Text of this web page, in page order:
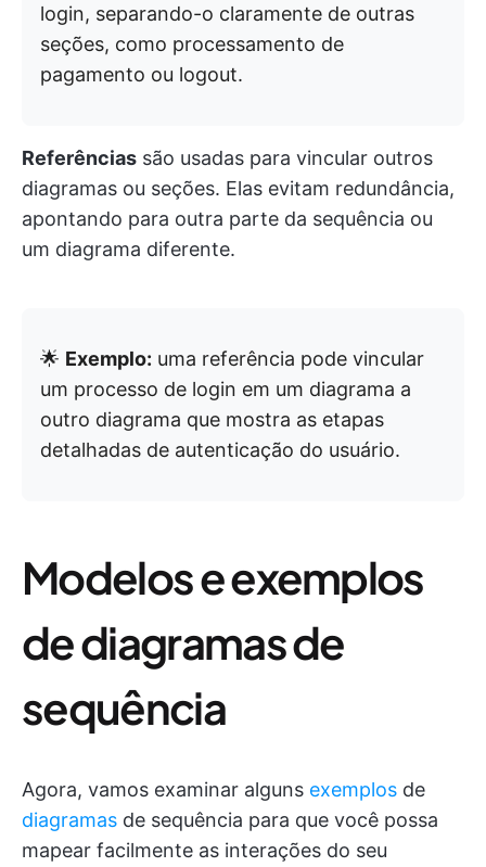
login, separando-o claramente de outras
seções, como processamento de
pagamento ou logout.
Referências são usadas para vincular outros
diagramas ou seções. Elas evitam redundância,
apontando para outra parte da sequência ou
um diagrama diferente.
🌟 Exemplo: uma referência pode vincular
um processo de login em um diagrama a
outro diagrama que mostra as etapas
detalhadas de autenticação do usuário.
Modelos e exemplos
de diagramas de
sequência
Agora, vamos examinar alguns exemplos de
diagramas de sequência para que você possa
mapear facilmente as interações do seu